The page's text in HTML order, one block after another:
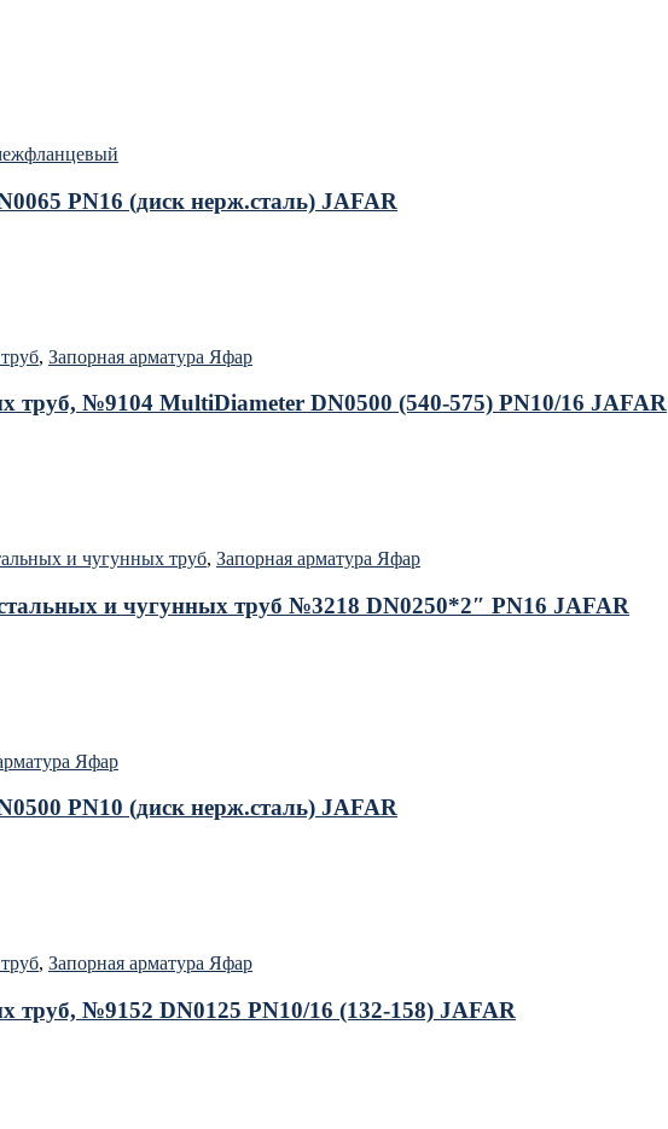
PN16 (диск нерж.сталь) JAFAR
, Запорная арматура Яфар
труб, №9104 MultiDiameter DN0500 (540-575) PN10/16 JAFAR
и чугунных труб, Запорная арматура Яфар
и чугунных труб №3218 DN0250*2″ PN16 JAFAR
Яфар
PN10 (диск нерж.сталь) JAFAR
, Запорная арматура Яфар
труб, №9152 DN0125 PN10/16 (132-158) JAFAR